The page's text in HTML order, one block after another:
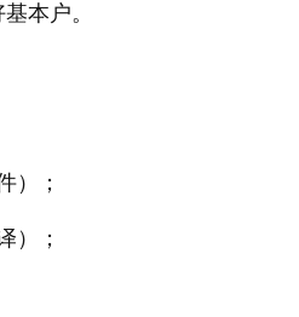
本户。
）；
）；